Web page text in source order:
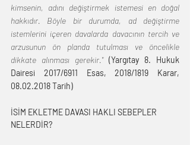
kimsenin, adını değiştirmek istemesi en doğal
hakkıdır. Böyle bir durumda, ad değiştirme
istemlerini içeren davalarda davacının tercih ve
arzusunun ön planda tutulması ve öncelikle
dikkate alınması gerekir." (Yargıtay 8. Hukuk
Dairesi 2017/6911 Esas, 2018/1819 Karar,
08.02.2018 Tarih)
İSİM EKLETME DAVASI HAKLI SEBEPLER
NELERDİR?